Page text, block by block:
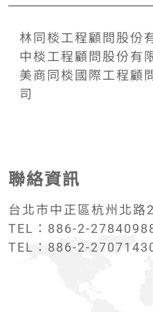
林同棪工程顧問股份
中棪工程顧問股份有
美商同棪國際工程顧
司
聯絡資訊
台北市中正區杭州北
TEL：886-2-
TEL：886-2-